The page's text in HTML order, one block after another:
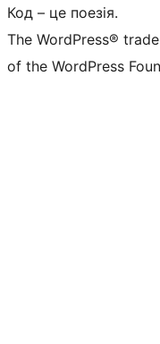
Код – це поезія.
The WordPress®
of the WordPress